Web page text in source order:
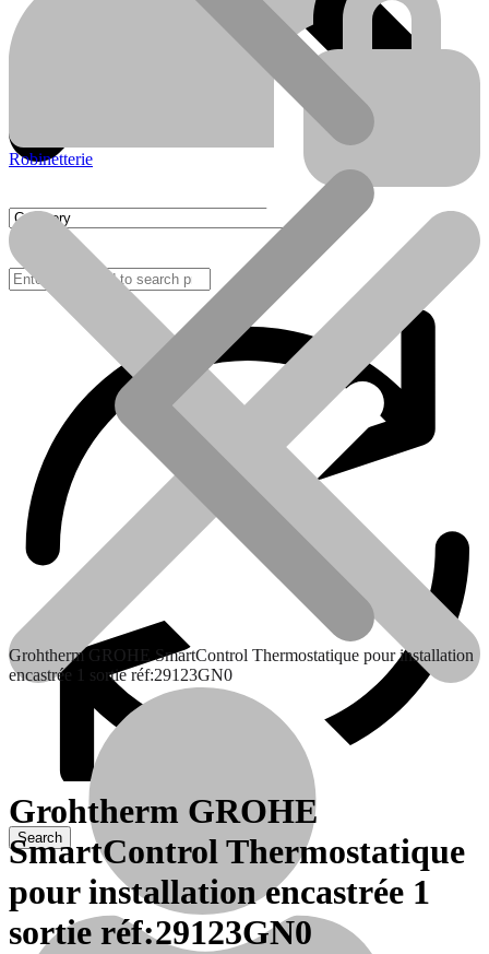
Contactez nous
Robinetterie
Grohtherm GROHE SmartControl Thermostatique pour installation
encastrée 1 sortie réf:29123GN0
Grohtherm GROHE
SmartControl Thermostatique
pour installation encastrée 1
sortie réf:29123GN0